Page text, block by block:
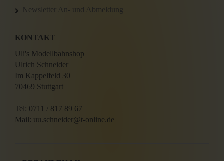
Newsletter An- und Abmeldung
KONTAKT
Uli's Modellbahnshop
Ulrich Schneider
Im Kappelfeld 30
70469 Stuttgart
Tel: 0711 / 817 89 67
Mail: uu.schneider@t-online.de